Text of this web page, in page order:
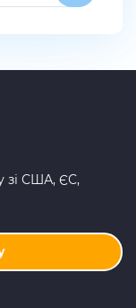
зі США, ЄС,